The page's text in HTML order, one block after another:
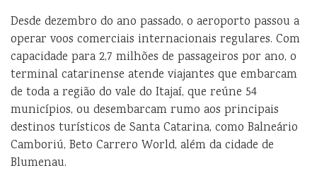
Desde dezembro do ano passado, o aeroporto passou a
operar voos comerciais internacionais regulares. Com
capacidade para 2,7 milhões de passageiros por ano, o
terminal catarinense atende viajantes que embarcam
de toda a região do vale do Itajaí, que reúne 54
municípios, ou desembarcam rumo aos principais
destinos turísticos de Santa Catarina, como Balneário
Camboriú, Beto Carrero World, além da cidade de
Blumenau.